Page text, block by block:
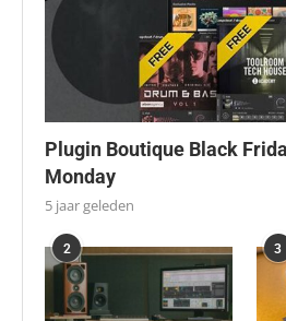
Plugin Boutique Black
Monday
5 jaar geleden
2 3